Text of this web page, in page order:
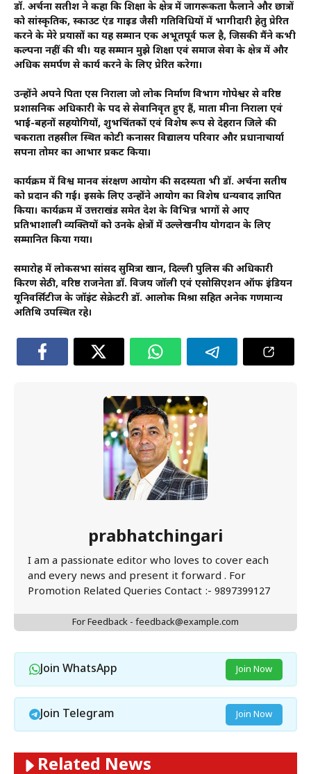
डॉ. अर्चना सतीश ने कहा कि शिक्षा के क्षेत्र में जागरूकता फैलाने और छात्रों
को सांस्कृतिक, स्काउट एंड गाइड जैसी गतिविधियों में भागीदारी हेतु प्रेरित
करने के मेरे प्रयासों का यह सम्मान एक अभूतपूर्व फल है, जिसकी मैंने कभी
कल्पना नहीं की थी। यह सम्मान मुझे शिक्षा एवं समाज सेवा के क्षेत्र में और
अधिक समर्पण से कार्य करने के लिए प्रेरित करेगा।
उन्होंने अपने पिता एस निराला जो लोक निर्माण विभाग गोपेश्वर से वरिष्ठ
प्रशासनिक अधिकारी के पद से सेवानिवृत हुए हैं, माता मीना निराला एवं
भाई-बहनों सहयोगियों, शुभचिंतकों एवं विशेष रूप से देहरादून जिले की
चकराता तहसील स्थित कोटी कनासर विद्यालय परिवार और प्रधानाचार्या
सपना तोमर का आभार प्रकट किया।
कार्यक्रम में विश्व मानव संरक्षण आयोग की सदस्यता भी डॉ. अर्चना सतीष
को प्रदान की गई। इसके लिए उन्होंने आयोग का विशेष धन्यवाद ज्ञापित
किया। कार्यक्रम में उत्तराखंड समेत देश के विभिन्न भागों से आए
प्रतिभाशाली व्यक्तियों को उनके क्षेत्रों में उल्लेखनीय योगदान के लिए
सम्मानित किया गया।
समारोह में लोकसभा सांसद सुमित्रा खान, दिल्ली पुलिस की अधिकारी
किरण सेठी, वरिष्ठ राजनेता डॉ. विजय जॉली एवं एसोसिएशन ऑफ इंडियन
यूनिवर्सिटीज के जॉइंट सेक्रेटरी डॉ. आलोक मिश्रा सहित अनेक गणमान्य
अतिथि उपस्थित रहे।
prabhatchingari
I am a passionate editor who loves to cover each
and every news and present it forward . For
Promotion Related Queries Contact :- 9897399127
For Feedback - feedback@example.com
Join WhatsApp Join Now
Join Telegram Join Now
Related News